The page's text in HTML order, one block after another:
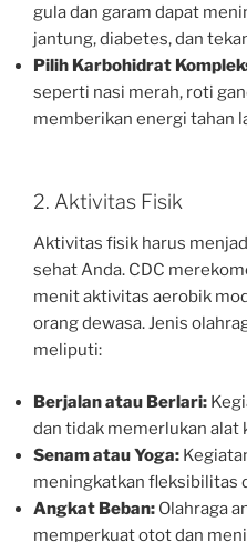
gula dan garam dapat
jantung, diabetes, dan
Pilih Karbohidrat
seperti nasi merah, roti
memberikan energi tahan
2. Aktivitas Fisik
Aktivitas fisik harus
sehat Anda. CDC
menit aktivitas aerobik
orang dewasa. Jenis
meliputi:
Berjalan atau Berlari:
dan tidak memerlukan alat
Senam atau Yoga:
meningkatkan fleksibilitas
Angkat Beban: Olahraga
memperkuat otot dan